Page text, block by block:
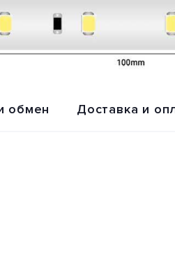
Доставка по
обмен Доставка и
от производителя DesignLed
669 Люмен.
и пыли IP67. Расширенная